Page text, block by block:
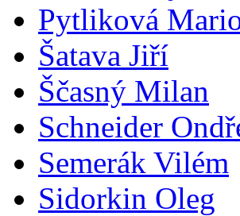
Pytliková
Šatava Jiří
Ščasný Milan
Schneider
Semerák Vilém
Sidorkin Oleg